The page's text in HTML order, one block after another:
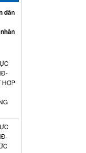
dân
HỢP